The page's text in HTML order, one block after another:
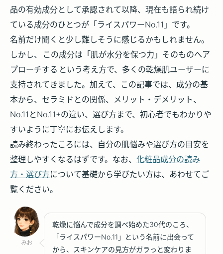
品の有効成分として承認されて以降、現在も語られ続け
ている成分のひとつが「ライスパワーNo.11」です。
名前だけ聞くと少し難しそうに感じるかもしれません。
しかし、
この成分は「肌が水分を保つ力」そのものへア
プローチする という考え方で、多くの乾燥肌ユーザーに
支持されてきました。加えて、この記事では、成分の基
本から、セラミドとの関係、メリット・デメリット、
No.11とNo.11+の違い、選び方まで、初心者でもわかりや
すいように丁寧にお伝えします。
読み終わったころには、自分の肌悩みや選び方の目安を
整理しやすくなるはずです。なお、 化粧品成分の読み
方・選び方について基礎から学びたい方は、あわせてご
覧ください。
みお
乾燥に悩んで成分を調べ始めた30代のころ、
「ライスパワーNo.11」という名前に出会って
から、スキンケアの見方がガラっと変わりま